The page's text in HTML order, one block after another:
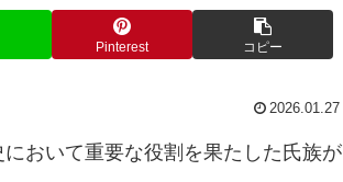
Pinterest コピー
2026.01.27
おいて重要な役割を果たした氏族が